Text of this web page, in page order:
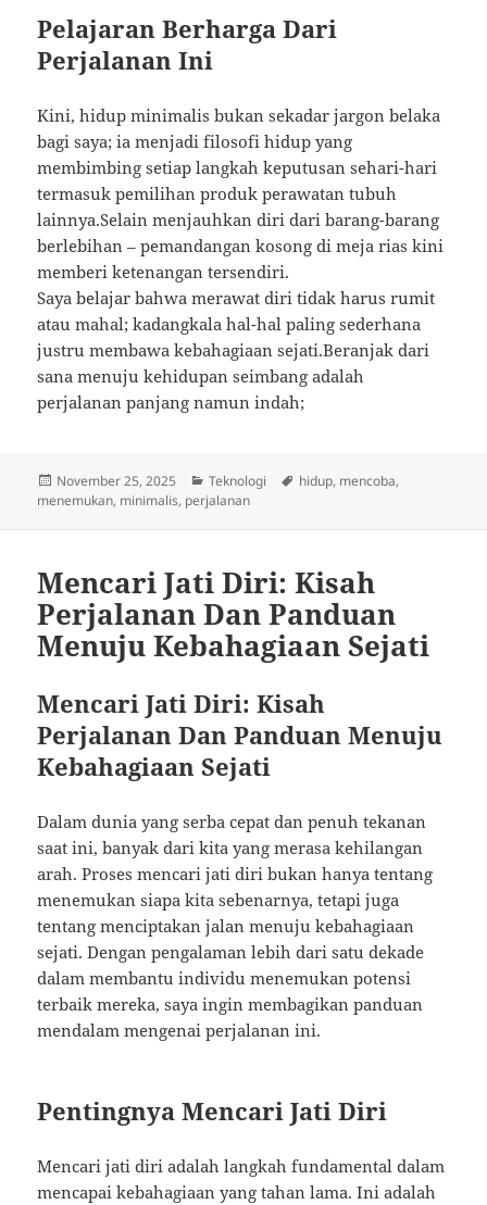
Pelajaran Berharga Dari
Perjalanan Ini
Kini, hidup minimalis bukan sekadar jargon belaka
bagi saya; ia menjadi filosofi hidup yang
membimbing setiap langkah keputusan sehari-hari
termasuk pemilihan produk perawatan tubuh
lainnya.Selain menjauhkan diri dari barang-barang
berlebihan – pemandangan kosong di meja rias kini
memberi ketenangan tersendiri.
Saya belajar bahwa merawat diri tidak harus rumit
atau mahal; kadangkala hal-hal paling sederhana
justru membawa kebahagiaan sejati.Beranjak dari
sana menuju kehidupan seimbang adalah
perjalanan panjang namun indah;
Posted
on
November 25, 2025 Categories
Teknologi Tags
hidup, mencoba,
menemukan, minimalis, perjalanan
Mencari Jati Diri: Kisah
Perjalanan Dan Panduan
Menuju Kebahagiaan Sejati
Mencari Jati Diri: Kisah
Perjalanan Dan Panduan Menuju
Kebahagiaan Sejati
Dalam dunia yang serba cepat dan penuh tekanan
saat ini, banyak dari kita yang merasa kehilangan
arah. Proses mencari jati diri bukan hanya tentang
menemukan siapa kita sebenarnya, tetapi juga
tentang menciptakan jalan menuju kebahagiaan
sejati. Dengan pengalaman lebih dari satu dekade
dalam membantu individu menemukan potensi
terbaik mereka, saya ingin membagikan panduan
mendalam mengenai perjalanan ini.
Pentingnya Mencari Jati Diri
Mencari jati diri adalah langkah fundamental dalam
mencapai kebahagiaan yang tahan lama. Ini adalah